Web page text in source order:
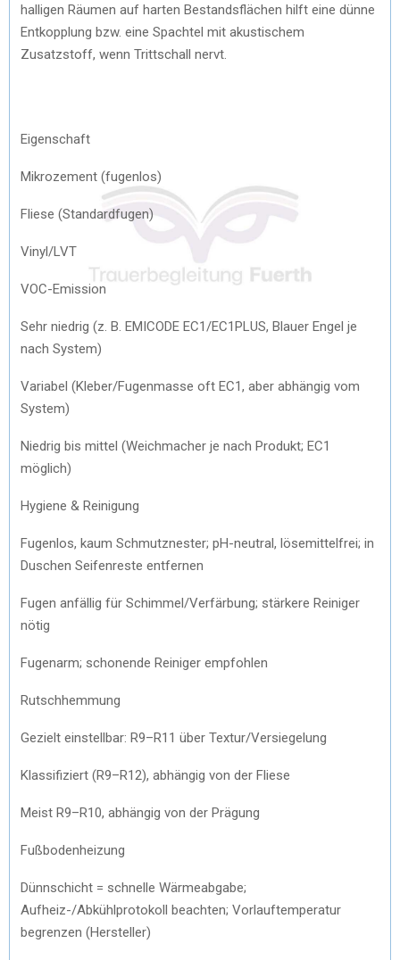
halligen Räumen auf harten Bestandsflächen hilft eine dünne
Entkopplung bzw. eine Spachtel mit akustischem
Zusatzstoff, wenn Trittschall nervt.
Eigenschaft
Mikrozement (fugenlos)
Fliese (Standardfugen)
Vinyl/LVT
VOC-Emission
Sehr niedrig (z. B. EMICODE EC1/EC1PLUS, Blauer Engel je
nach System)
Variabel (Kleber/Fugenmasse oft EC1, aber abhängig vom
System)
Niedrig bis mittel (Weichmacher je nach Produkt; EC1
möglich)
Hygiene & Reinigung
Fugenlos, kaum Schmutznester; pH-neutral, lösemittelfrei; in
Duschen Seifenreste entfernen
Fugen anfällig für Schimmel/Verfärbung; stärkere Reiniger
nötig
Fugenarm; schonende Reiniger empfohlen
Rutschhemmung
Gezielt einstellbar: R9–R11 über Textur/Versiegelung
Klassifiziert (R9–R12), abhängig von der Fliese
Meist R9–R10, abhängig von der Prägung
Fußbodenheizung
Dünnschicht = schnelle Wärmeabgabe;
Aufheiz-/Abkühlprotokoll beachten; Vorlauftemperatur
begrenzen (Hersteller)